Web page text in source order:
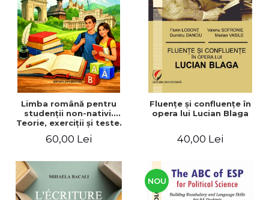
ADMINISTRATIVE
ȘTIINȚE ECONOMICE
ȘTIINȚE EXACTE
EDUCAȚIE FIZICĂ ȘI SPORT
PREUNIVERSITARIA
TIMP LIBER
ÎN CURS DE APARIȚIE
NOUTĂȚI
PACHETE DE STUDIU
ULTIMELE EXEMPLARE
Cum Cumpăr
Livrare
Politica de Retur
Formular de Retur
Distribuitori
Limba română pentru
studenţii non-nativi.
Teorie, exerciţii şi teste.
60,00 Lei
Fluenţe şi confluenţe în
opera lui Lucian Blaga
40,00 Lei
NOU